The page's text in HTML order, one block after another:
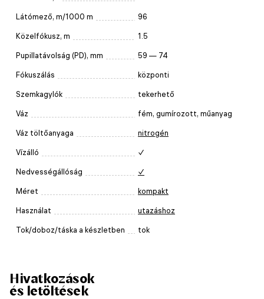
Látómező, m/1000 m 96
Közelfókusz, m 1.5
Pupillatávolság (PD), mm 59 — 74
Fókuszálás központi
Szemkagylók tekerhető
Váz fém, gumírozott, műanyag
Váz töltőanyaga nitrogén
Vízálló ✓
Nedvességállóság ✓
Méret kompakt
Használat utazáshoz
Tok/doboz/táska a készletben tok
Hivatkozások
és letöltések